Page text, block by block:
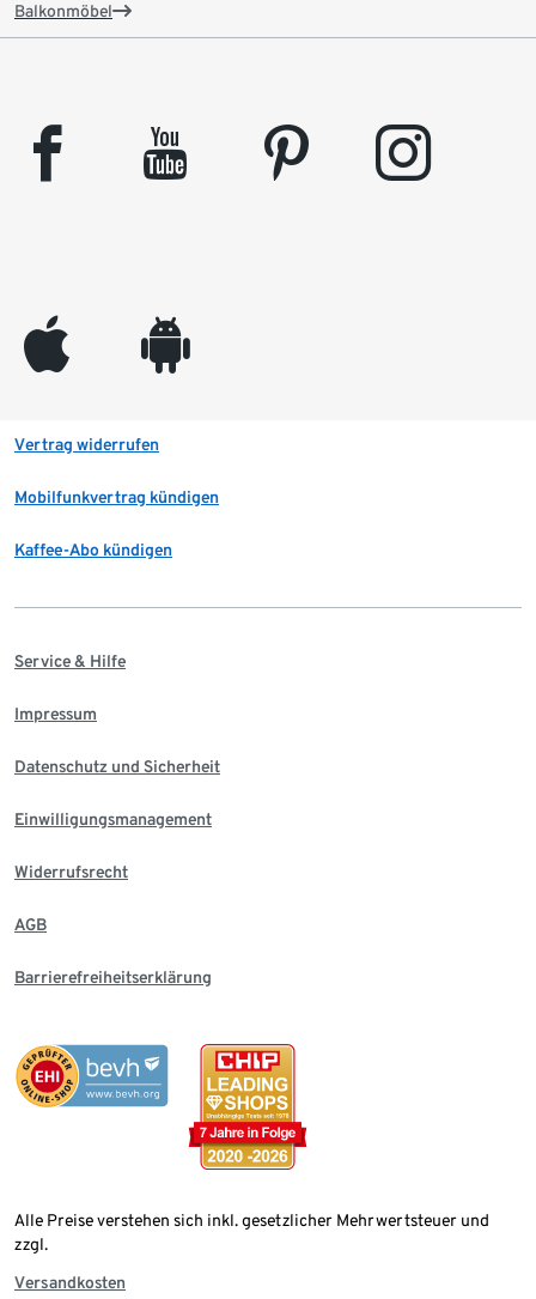
Balkonmöbel
facebook youtube pinterest instagram
appleinc android
Vertrag widerrufen
Mobilfunkvertrag kündigen
Kaffee-Abo kündigen
Service & Hilfe
Impressum
Datenschutz und Sicherheit
Einwilligungsmanagement
Widerrufsrecht
AGB
Barrierefreiheitserklärung
Alle Preise verstehen sich inkl. gesetzlicher Mehrwertsteuer und
zzgl.
Versandkosten